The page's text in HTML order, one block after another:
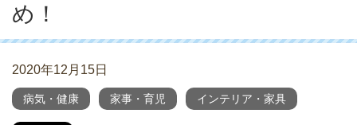
め！
2020年12月15日
病気・健康 家事・育児 インテリア・家具